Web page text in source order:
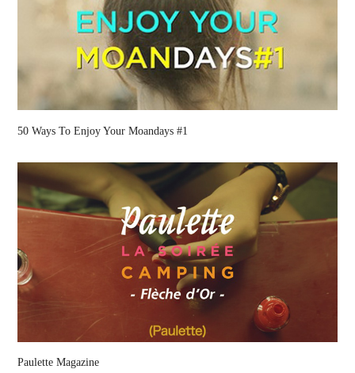
50 Ways To Enjoy Your Moandays #1
Paulette Magazine